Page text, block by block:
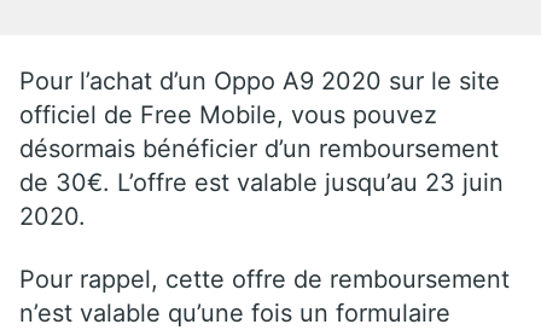
Pour l’achat d’un Oppo A9 2020 sur le site
officiel de Free Mobile, vous pouvez
désormais bénéficier d’un remboursement
de 30€. L’offre est valable jusqu’au 23 juin
2020.
Pour rappel, cette offre de remboursement
n’est valable qu’une fois un formulaire